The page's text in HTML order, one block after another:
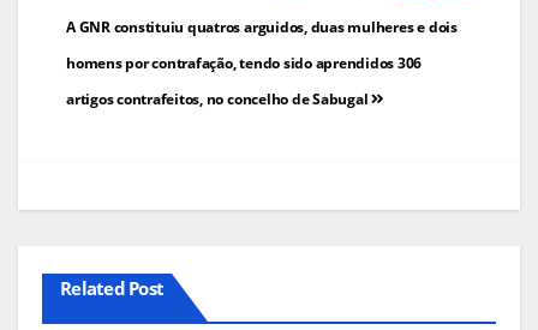
Navegação
de
artigos
A GNR constituiu quatros arguidos, duas mulheres e dois
homens por contrafação, tendo sido aprendidos 306
artigos contrafeitos, no concelho de Sabugal
Related Post